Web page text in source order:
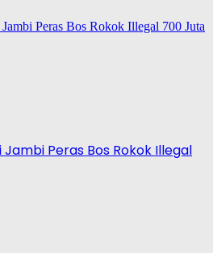
Peras Bos Rokok Illegal